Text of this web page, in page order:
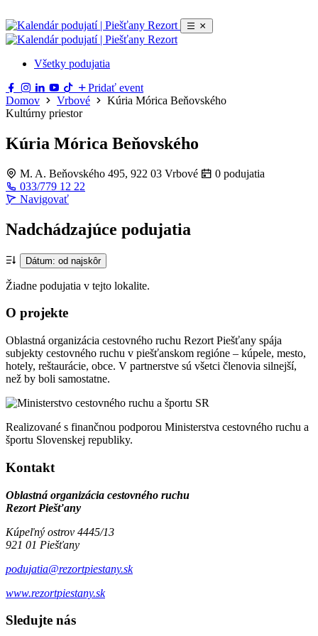
Všetky podujatia
Pridať event
Domov
Vrbové
Kúria Mórica Beňovského
Kultúrny priestor
Kúria Mórica Beňovského
M. A. Beňovského 495, 922 03 Vrbové
0 podujatia
033/779 12 22
Navigovať
M. A. Beňovského 495, 922 03
Vrbové
+
Nadchádzajúce podujatia
Dátum: od najskôr
Žiadne podujatia v tejto lokalite.
O projekte
Oblastná organizácia cestovného ruchu Rezort Piešťany spája
subjekty cestovného ruchu v piešťanskom regióne – kúpele, mesto,
hotely, reštaurácie, obce. V partnerstve sú všetci členovia silnejší,
než by boli samostatne.
Realizované s finančnou podporou Ministerstva cestovného ruchu a
športu Slovenskej republiky.
Kontakt
Oblastná organizácia cestovného ruchu
Rezort Piešťany
Kúpeľný ostrov 4445/13
921 01 Piešťany
podujatia@rezortpiestany.sk
www.rezortpiestany.sk
Sledujte nás